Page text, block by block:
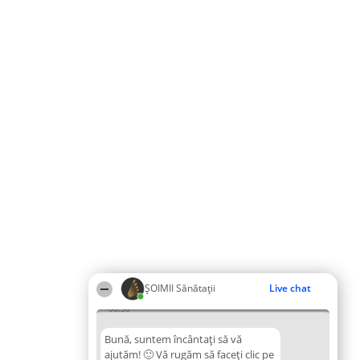
ŞOIMII Sănătații Live chat
06:30
Bună, suntem încântați să vă
ajutăm! 🙂 Vă rugăm să faceți clic pe